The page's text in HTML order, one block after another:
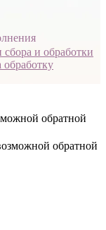
сбора и обработки
обработку
обратной
обратной